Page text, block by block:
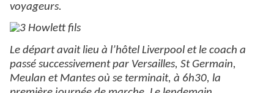
voyageurs.
Le départ avait lieu à l’hôtel Liverpool et le coach a
passé successivement par Versailles, St Germain,
Meulan et Mantes où se terminait, à 6h30, la